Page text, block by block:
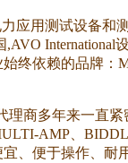
应用测试设备和
International
终依赖的品牌：
商多年来一直紧
AMP、
、便于操作、耐